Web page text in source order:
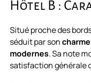
Hôtel B :
Situé proche des
séduit par son
modernes. Sa note
satisfaction générale